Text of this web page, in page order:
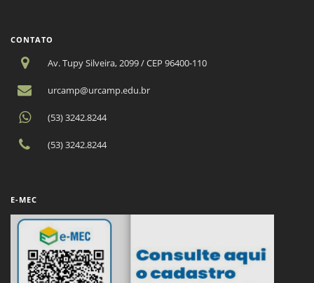
CONTATO
Av. Tupy Silveira, 2099 / CEP 96400-110
urcamp@urcamp.edu.br
(53) 3242.8244
(53) 3242.8244
E-MEC